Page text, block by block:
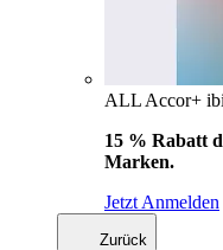
ALL Accor+
15 % Rabatt
Marken.
Jetzt Anmelden
Zurück